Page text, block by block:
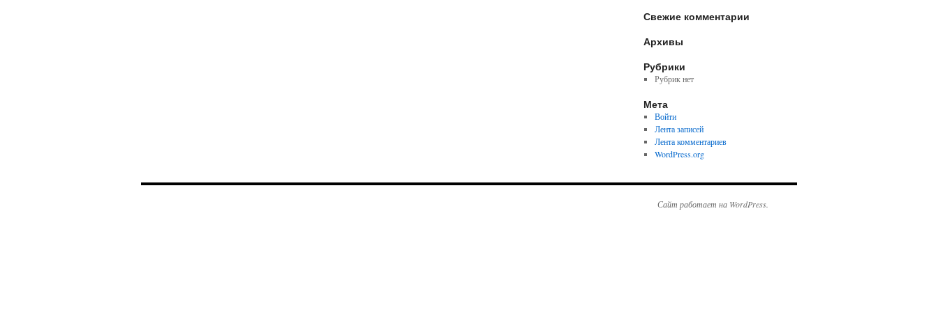
Свежие комментарии
Архивы
Рубрики
Рубрик нет
Мета
Войти
Лента записей
Лента комментариев
WordPress.org
Сайт работает на WordPress.